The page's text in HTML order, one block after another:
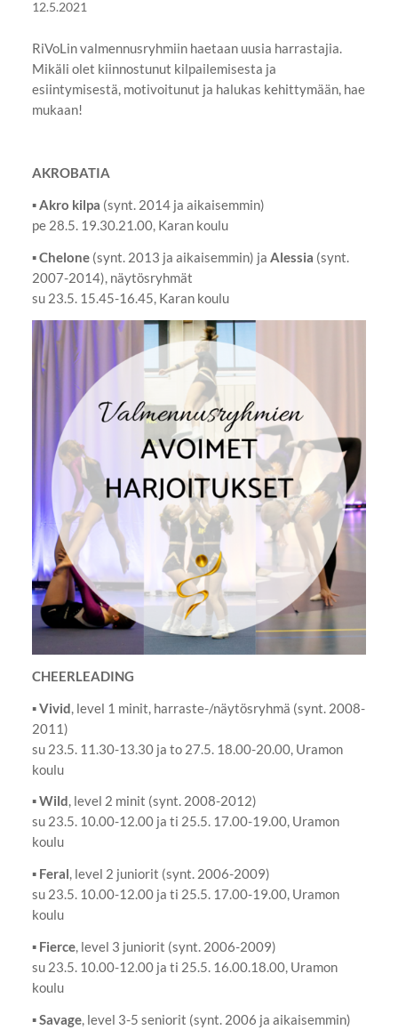
12.5.2021
RiVoLin valmennusryhmiin haetaan uusia harrastajia.
Mikäli olet kiinnostunut kilpailemisesta ja
esiintymisestä, motivoitunut ja halukas kehittymään, hae
mukaan!
AKROBATIA
▪Akro kilpa (synt. 2014 ja aikaisemmin)
pe 28.5. 19.30.21.00, Karan koulu
▪Chelone(synt. 2013 ja aikaisemmin) ja Alessia (synt.
2007-2014), näytösryhmät
su 23.5. 15.45-16.45, Karan koulu
CHEERLEADING
▪Vivid , level 1 minit, harraste-/näytösryhmä (synt. 2008-
2011)
su 23.5. 11.30-13.30 ja to 27.5. 18.00-20.00, Uramon
koulu
▪Wild, level 2 minit (synt. 2008-2012)
su 23.5. 10.00-12.00 ja ti 25.5. 17.00-19.00, Uramon
koulu
▪Feral, level 2 juniorit (synt. 2006-2009)
su 23.5. 10.00-12.00 ja ti 25.5. 17.00-19.00, Uramon
koulu
▪ Fierce, level 3 juniorit (synt. 2006-2009)
su 23.5. 10.00-12.00 ja ti 25.5. 16.00.18.00, Uramon
koulu
▪Savage, level 3-5 seniorit (synt. 2006 ja aikaisemmin)